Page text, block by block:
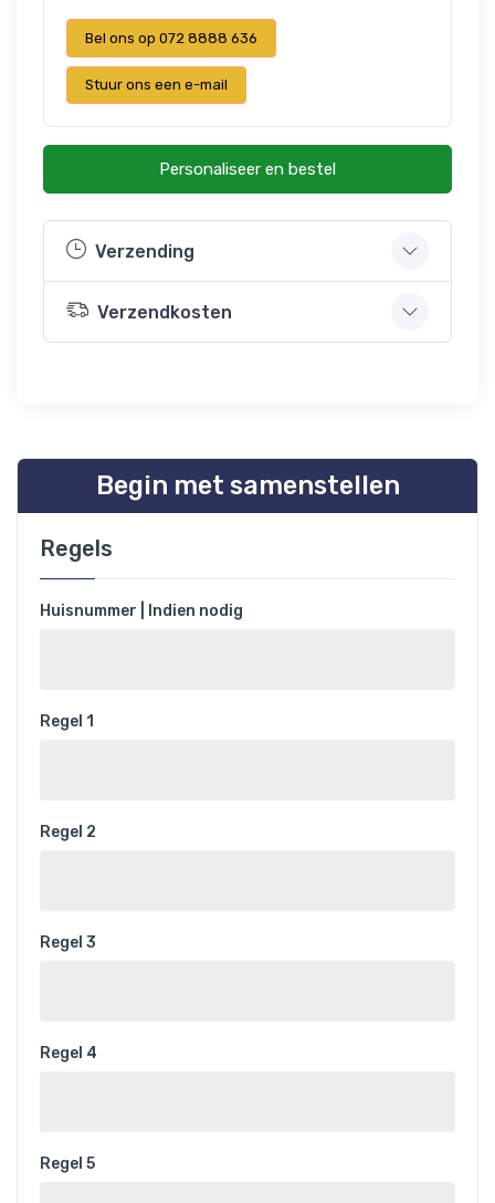
Bel ons op 072 8888 636
Stuur ons een e-mail
Personaliseer en bestel
Verzending
Verzendkosten
Begin met samenstellen
Regels
Huisnummer | Indien nodig
Regel 1
Regel 2
Regel 3
Regel 4
Regel 5